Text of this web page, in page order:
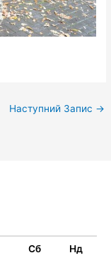
Наступний Запис →
Сб Нд